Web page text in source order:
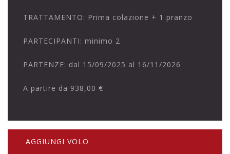
TRATTAMENTO: Prima colazione + 1 pranzo
PARTECIPANTI: minimo 2
PARTENZE: dal 15/09/2025 al 16/11/2026
A partire da 938,00 €
AGGIUNGI VOLO